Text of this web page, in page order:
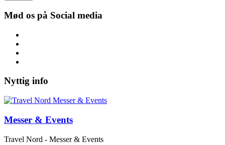
Mød os på Social media
Nyttig info
Messer & Events
Travel Nord - Messer & Events